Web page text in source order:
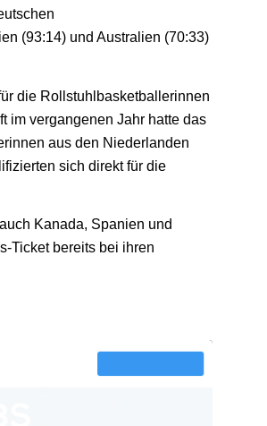
(93:14) und Australien (70:33)
die Rollstuhlbasketballerinnen
im vergangenen Jahr hatte das
aus den Niederlanden
sich direkt für die
Kanada, Spanien und
Ticket bereits bei ihren